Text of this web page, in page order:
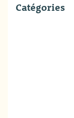
Catégories